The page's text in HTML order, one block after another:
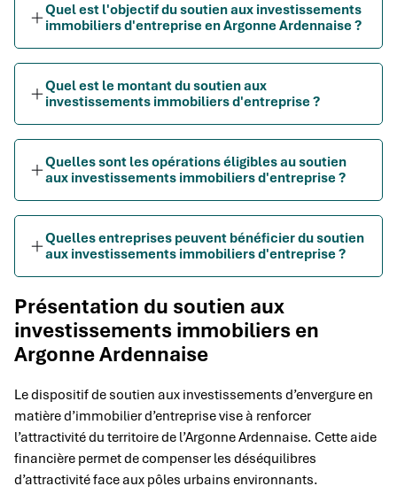
Quel est l'objectif du soutien aux investissements
immobiliers d'entreprise en Argonne Ardennaise ?
Quel est le montant du soutien aux
investissements immobiliers d'entreprise ?
Quelles sont les opérations éligibles au soutien
aux investissements immobiliers d'entreprise ?
Quelles entreprises peuvent bénéficier du soutien
aux investissements immobiliers d'entreprise ?
Présentation du soutien aux
investissements immobiliers en
Argonne Ardennaise
Le dispositif de soutien aux investissements d’envergure en
matière d’immobilier d’entreprise vise à renforcer
l’attractivité du territoire de l’Argonne Ardennaise. Cette aide
financière permet de compenser les déséquilibres
d’attractivité face aux pôles urbains environnants.